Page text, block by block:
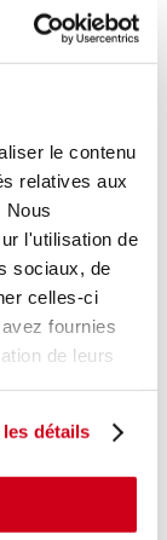
le contenu
relatives aux
Nous
l'utilisation de
sociaux, de
celles-ci
fournies
de leurs
détails
51,00 € TTC